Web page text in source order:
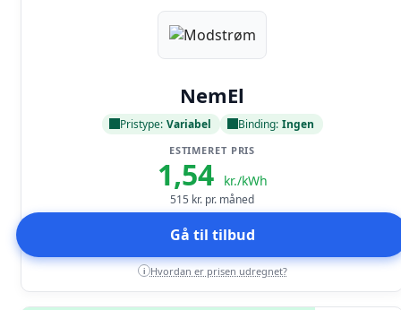
NemEl
Pristype: Variabel Binding: Ingen
ESTIMERET PRIS
1,54 kr./kWh
515 kr. pr. måned
Gå til tilbud
i Hvordan er prisen udregnet?